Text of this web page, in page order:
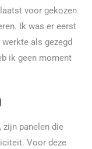
voor gekozen
Ik was er eerst
als gezegd
ik geen moment
panelen die
Voor deze